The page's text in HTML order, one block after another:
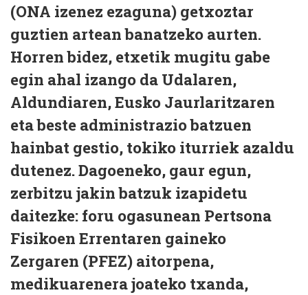
(ONA izenez ezaguna) getxoztar
guztien artean banatzeko aurten.
Horren bidez, etxetik mugitu gabe
egin ahal izango da Udalaren,
Aldundiaren, Eusko Jaurlaritzaren
eta beste administrazio batzuen
hainbat gestio, tokiko iturriek azaldu
dutenez. Dagoeneko, gaur egun,
zerbitzu jakin batzuk izapidetu
daitezke: foru ogasunean Pertsona
Fisikoen Errentaren gaineko
Zergaren (PFEZ) aitorpena,
medikuarenera joateko txanda,